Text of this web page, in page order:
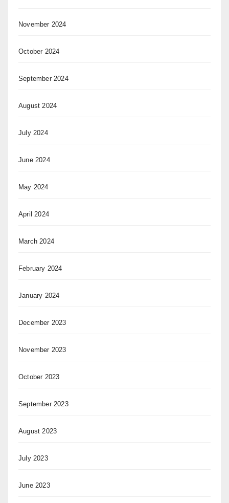
November 2024
October 2024
September 2024
August 2024
July 2024
June 2024
May 2024
April 2024
March 2024
February 2024
January 2024
December 2023
November 2023
October 2023
September 2023
August 2023
July 2023
June 2023